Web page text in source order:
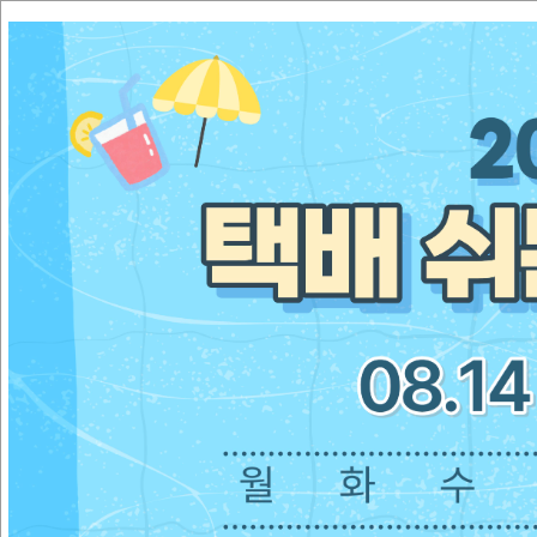
모든~ 오피스의 시작과 끝! 문구/사무용품은 모든 오피스와 함
카테고리 BEST상품 신상품전